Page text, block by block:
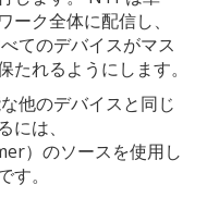
ク全体に配信し、
てのデバイスがマス
れるようにします。
他のデバイスと同じ
は、
）のソースを使用し
。